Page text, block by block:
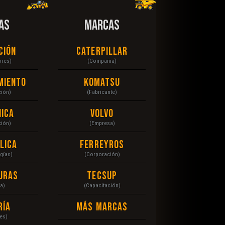
MARCAS
Caterpillar
(Compañia)
Komatsu
(Fabricante)
Volvo
(Empresa)
Ferreyros
(Corporación)
Tecsup
(Capacitación)
Más Marcas